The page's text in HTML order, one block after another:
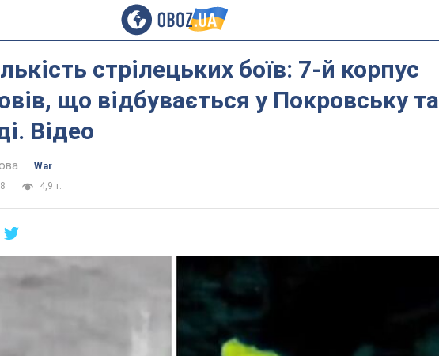
стрілецьких боїв: 7-й корпус
що відбувається у Покровську та
Відео
War
4,9 т.